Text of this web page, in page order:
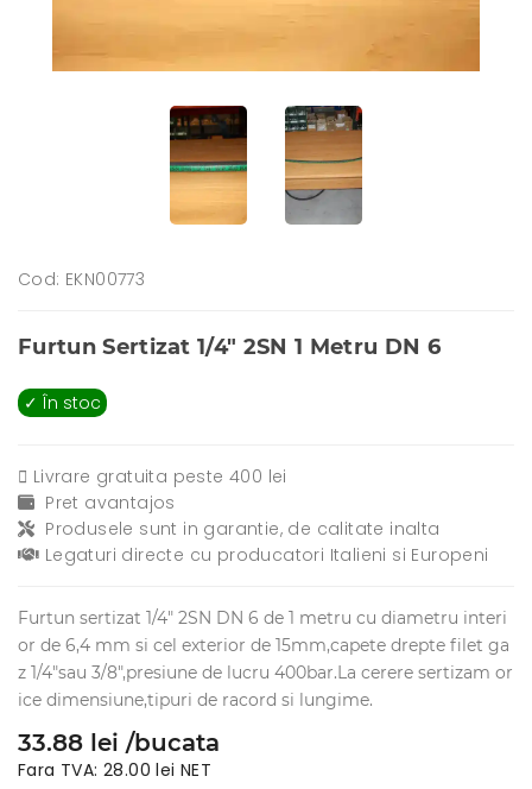
Cod: EKN00773
Furtun Sertizat 1/4" 2SN 1 Metru DN 6
✓ În stoc
Livrare gratuita peste 400 lei
Pret avantajos
Produsele sunt in garantie, de calitate inalta
Legaturi directe cu producatori Italieni si Europeni
Furtun sertizat 1/4" 2SN DN 6 de 1 metru cu diametru interi
or de 6,4 mm si cel exterior de 15mm,capete drepte filet ga
z 1/4"sau 3/8",presiune de lucru 400bar.La cerere sertizam or
ice dimensiune,tipuri de racord si lungime.
33.88 lei /bucata
Fara TVA: 28.00 lei NET